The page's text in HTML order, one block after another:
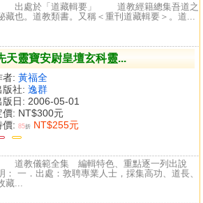
出處於「道藏輯要」 道教經籍總集吾道之
藏也。道教類書。又稱＜重刊道藏輯要＞。道...
天靈寶安尉皇壇玄科靈...
者: 黃福全
版社: 逸群
版日: 2006-05-01
價: NT$300元
價: 85折 NT$255元
道教儀範全集 編輯特色、重點逐一列出說
： 一．出處：敦聘專業人士，採集高功、道長、
藏...